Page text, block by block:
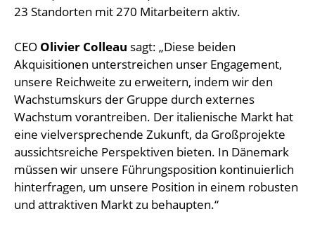
23 Standorten mit 270 Mitarbeitern aktiv.
CEO Olivier Colleau sagt: „Diese beiden
Akquisitionen unterstreichen unser Engagement,
unsere Reichweite zu erweitern, indem wir den
Wachstumskurs der Gruppe durch externes
Wachstum vorantreiben. Der italienische Markt hat
eine vielversprechende Zukunft, da Großprojekte
aussichtsreiche Perspektiven bieten. In Dänemark
müssen wir unsere Führungsposition kontinuierlich
hinterfragen, um unsere Position in einem robusten
und attraktiven Markt zu behaupten.“